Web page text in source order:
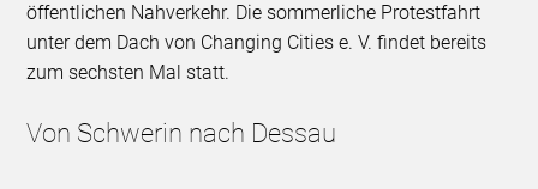
öffentlichen Nahverkehr. Die sommerliche Protestfahrt
unter dem Dach von Changing Cities e. V. findet bereits
zum sechsten Mal statt.
Von Schwerin nach Dessau